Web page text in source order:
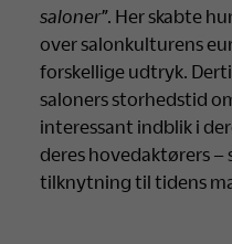
saloner”. Her skabte
over salonkulturens
forskellige udtryk.
saloners storhedstid
interessant indblik i
deres hovedaktørers
tilknytning til tidens